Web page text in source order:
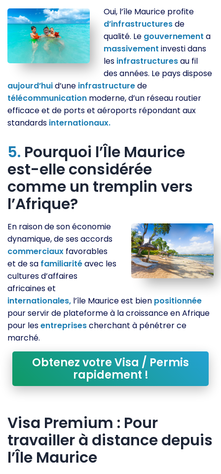
Oui, l’île Maurice profite
d’infrastructuresde
qualité. Le gouvernement a
massivement investi dans
les infrastructuresau fil
des années. Le pays dispose
aujourd’huid’une infrastructurede
télécommunication moderne, d’un réseau routier
efficace et de ports et aéroports répondant aux
standards internationaux.
5. Pourquoi l’Île Maurice
est-elle considérée
comme un tremplin vers
l’Afrique?
En raison de son économie
dynamique, de ses accords
commerciaux favorables
et de sa familiaritéavec les
cultures d’affaires
africaines et
internationales, l’île Maurice est bien positionnée
pour servir de plateforme à la croissance en Afrique
pour lesentreprisescherchant à pénétrer ce
marché.
Obtenez votre Visa / Permis
rapidement !
Visa Premium : Pour
travailler à distance depuis
l’Île Maurice